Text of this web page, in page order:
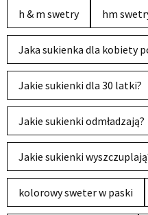
h & m swetry hm
Jaka sukienka dla kobiety
Jakie sukienki dla 30 latki?
Jakie sukienki odmładzają?
Jakie sukienki
kolorowy sweter w paski